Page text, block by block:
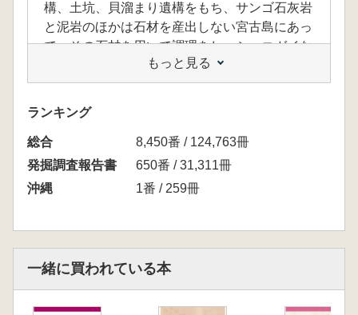
構、土坑、貝溜まり遺構をもち、サンゴ石灰岩
と泥岩のほかは石材を産出しない宮古島にあっ
て、その石材を用いて調理をし、シャコガイな
どの有用貝のあらゆる部位を利用して道具を製
作した生活形態が明らかになるなど、隣接する
浦底遺跡との深い関わりがあるとわかった。
<目次>
はじめに
調査の目的
調査に至る経
第2節 宮古島の先史時代遺跡研究史
もっと見る
ランキング
総合
8,450番 / 124,763冊
発掘調査報告書
650番 / 31,311冊
沖縄
1番 / 259冊
一緒に買われている本